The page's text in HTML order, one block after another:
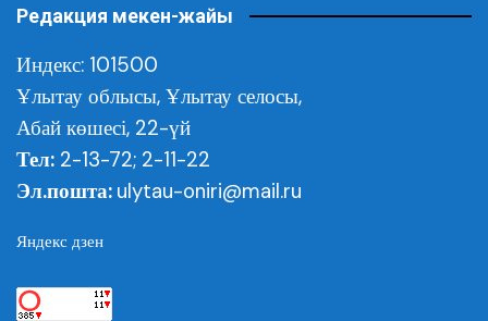
Редакция мекен-жайы
Индекс: 101500
Ұлытау облысы, Ұлытау селосы,
Абай көшесі, 22-үй
Тел: 2-13-72; 2-11-22
Эл.пошта: ulytau-oniri@mail.ru
Яндекс дзен